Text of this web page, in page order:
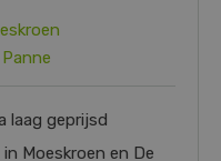
laag geprijsd
Moeskroen en De